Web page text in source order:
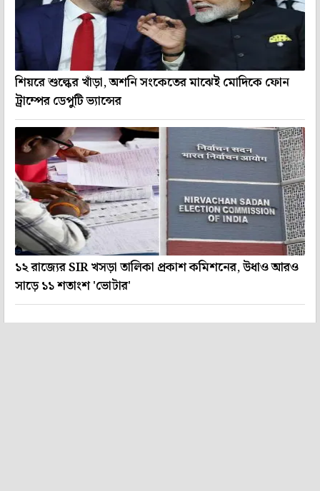
শিয়রে শুল্কের খাঁড়া, অশনি সংকেতের মাঝেই মোদিকে ফোন
ট্রাম্পের ডেপুটি ভ্যান্সের
১২ রাজ্যের SIR খসড়া তালিকা প্রকাশ কমিশনের, উধাও আরও
সাড়ে ১১ শতাংশ 'ভোটার'